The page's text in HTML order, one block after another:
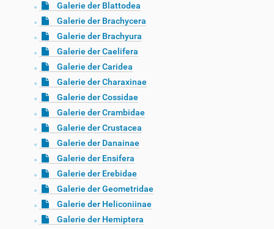
Galerie der Blattodea
Galerie der Brachycera
Galerie der Brachyura
Galerie der Caelifera
Galerie der Caridea
Galerie der Charaxinae
Galerie der Cossidae
Galerie der Crambidae
Galerie der Crustacea
Galerie der Danainae
Galerie der Ensifera
Galerie der Erebidae
Galerie der Geometridae
Galerie der Heliconiinae
Galerie der Hemiptera